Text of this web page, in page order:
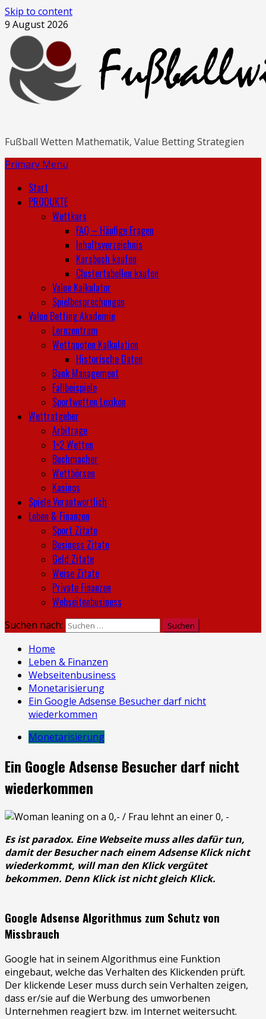
Skip to content
9 August 2026
Fußball Wetten Mathematik, Value Betting Strategien
Primary Menu
Start
PRODUKTE
Wettkurs
FAQ – Häufige Fragen
Inhaltsverzeichnis
Kursbuch kaufen
Clustertabellen kaufen
Value Kalkulator
Spielbesprechungen
Value Betting Akademie
Lernzentrum
Wettquoten Kalkulation
Historische Daten
Bank Management
Fallbeispiele
Sportwetten Lexikon
Wettratgeber
Arbitrage
1×2 Wetten
Buchmacher
Wettbörsen
Kasinos
Spiele Verantwortlich
Leben & Finanzen
Sport Zitate
Business Zitate
Geld Zitate
Weise Zitate
Private Finanzen
Webseitenbusiness
Suchen nach:
Home
Leben & Finanzen
Webseitenbusiness
Monetarisierung
Ein Google Adsense Besucher darf nicht
wiederkommen
Monetarisierung
Ein Google Adsense Besucher darf nicht
wiederkommen
Es ist paradox. Eine Webseite muss alles dafür tun,
damit der Besucher nach einem Adsense Klick nicht
wiederkommt, will man den Klick vergütet
bekommen. Denn Klick ist nicht gleich Klick.
Google Adsense Algorithmus zum Schutz von
Missbrauch
Google hat in seinem Algorithmus eine Funktion
eingebaut, welche das Verhalten des Klickenden prüft.
Der klickende Leser muss durch sein Verhalten zeigen,
dass er/sie auf die Werbung des umworbenen
Unternehmen reagiert bzw. im Internet weitersucht.